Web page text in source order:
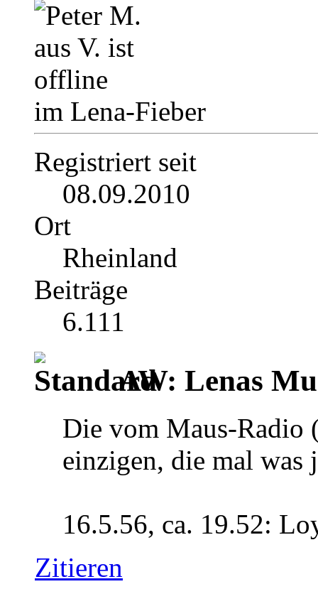
im Lena-Fieber
Registriert seit
08.09.2010
Ort
Rheinland
Beiträge
6.111
AW: Lenas
Die vom Maus-
einzigen, die mal was
16.5.56, ca. 19.52:
Zitieren